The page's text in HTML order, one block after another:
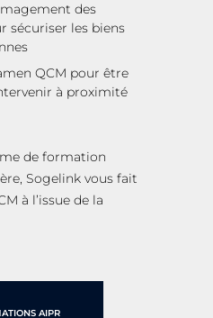
des
sécuriser les biens
QCM pour être
à proximité
de formation
Sogelink vous fait
à l’issue de la
AIPR